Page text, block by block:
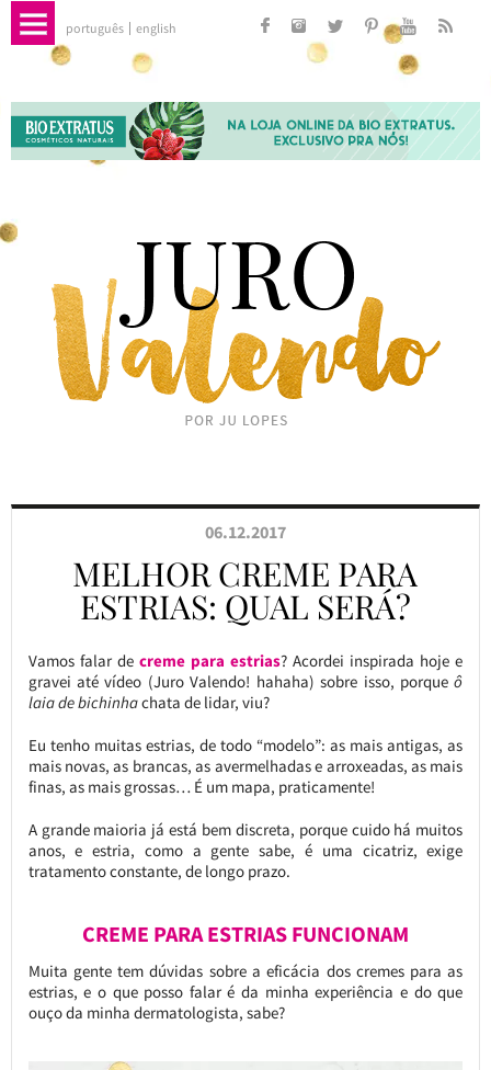
português english
06.12.2017
MELHOR CREME PARA
ESTRIAS: QUAL SERÁ?
Vamos falar de creme para estrias? Acordei inspirada hoje e
gravei até vídeo (Juro Valendo! hahaha) sobre isso, porqueô
laia de bichinhachata de lidar, viu?
Eu tenho muitas estrias, de todo “modelo”: as mais antigas, as
mais novas, as brancas, as avermelhadas e arroxeadas, as mais
finas, as mais grossas… É um mapa, praticamente!
A grande maioria já está bem discreta, porque cuido há muitos
anos, e estria, como a gente sabe, é uma cicatriz, exige
tratamento constante, de longo prazo.
CREME PARA ESTRIAS FUNCIONAM
Muita gente tem dúvidas sobre a eficácia dos cremes para as
estrias, e o que posso falar é da minha experiência e do que
ouço da minha dermatologista, sabe?